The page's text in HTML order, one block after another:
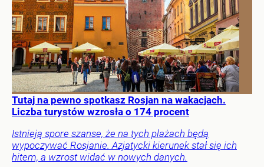
Tutaj na pewno spotkasz Rosjan na wakacjach.
Liczba turystów wzrosła o 174 procent
Istnieją spore szanse, że na tych plażach będą
wypoczywać Rosjanie. Azjatycki kierunek stał się ich
hitem, a wzrost widać w nowych danych.